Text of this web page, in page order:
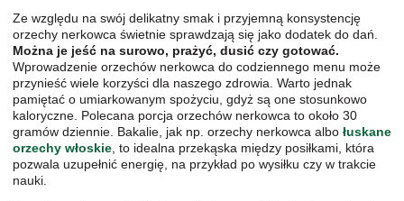
Ze względu na swój delikatny smak i przyjemną konsystencję
orzechy nerkowca świetnie sprawdzają się jako dodatek do dań.
Można je jeść na surowo, prażyć, dusić czy gotować.
Wprowadzenie orzechów nerkowca do codziennego menu może
przynieść wiele korzyści dla naszego zdrowia. Warto jednak
pamiętać o umiarkowanym spożyciu, gdyż są one stosunkowo
kaloryczne. Polecana porcja orzechów nerkowca to około 30
gramów dziennie. Bakalie, jak np. orzechy nerkowca albo łuskane
orzechy włoskie , to idealna przekąska między posiłkami, która
pozwala uzupełnić energię, na przykład po wysiłku czy w trakcie
nauki.